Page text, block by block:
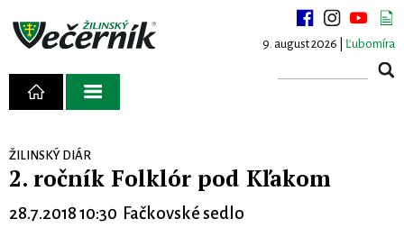
9. august 2026 | Ľubomíra
ŽILINSKÝ DIÁR
2. ročník Folklór pod Kľakom
28.7.2018 10:30 Fačkovské sedlo